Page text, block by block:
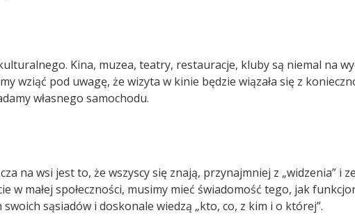
Kina, muzea, teatry, restauracje, kluby są niemal na
wziąć pod uwagę, że wizyta w kinie będzie wiązała się z
własnego samochodu.
na wsi jest to, że wszyscy się znają, przynajmniej z „widzenia” i
w małej społeczności, musimy mieć świadomość tego, jak
sąsiadów i doskonale wiedzą „kto, co, z kim i o której”.